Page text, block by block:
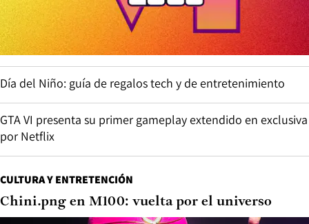
Día del Niño: guía de regalos tech y de entretenimiento
GTA VI presenta su primer gameplay extendido en exclusiva
por Netflix
CULTURA Y ENTRETENCIÓN
Chini.png en M100: vuelta por el universo